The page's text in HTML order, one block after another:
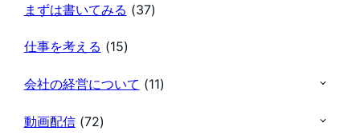
まずは書いてみる (37)
仕事を考える (15)
会社の経営について (11)
動画配信(72)